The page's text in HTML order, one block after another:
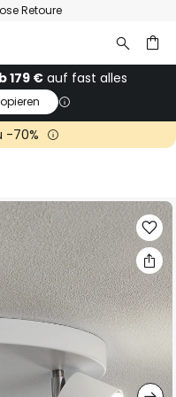
Retoure
179 € auf fast alles
-70%